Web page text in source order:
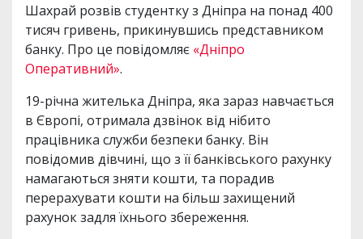
Шахрай розвів студентку з Дніпра на понад 400
тисяч гривень, прикинувшись представником
банку. Про це повідомляє «Дніпро
Оперативний».
19-річна жителька Дніпра, яка зараз навчається
в Європі, отримала дзвінок від нібито
працівника служби безпеки банку. Він
повідомив дівчині, що з її банківського рахунку
намагаються зняти кошти, та порадив
перерахувати кошти на більш захищений
рахунок задля їхнього збереження.